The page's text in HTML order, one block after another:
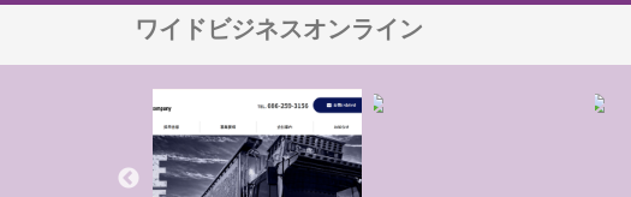
ワイドビジネスオンライン